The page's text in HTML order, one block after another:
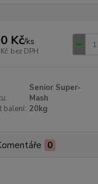
Kč/ks
bez DPH
Senior Super-
Mash
balení: 20kg
0